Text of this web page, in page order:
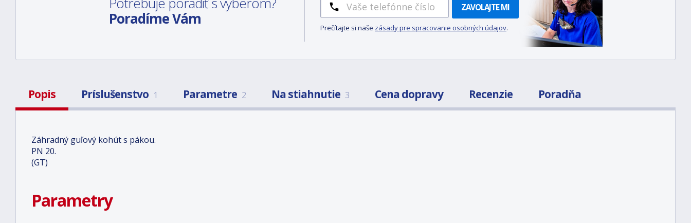
Poradíme Vám
ZAVOLAJTE MI
Prečítajte si naše zásady pre spracovanie osobných údajov.
Popis Príslušenstvo 1 Parametre 2 Na stiahnutie 3 Cena dopravy Recenzie Poradňa
Záhradný guľový kohút s pákou.
PN 20.
(GT)
Parametry